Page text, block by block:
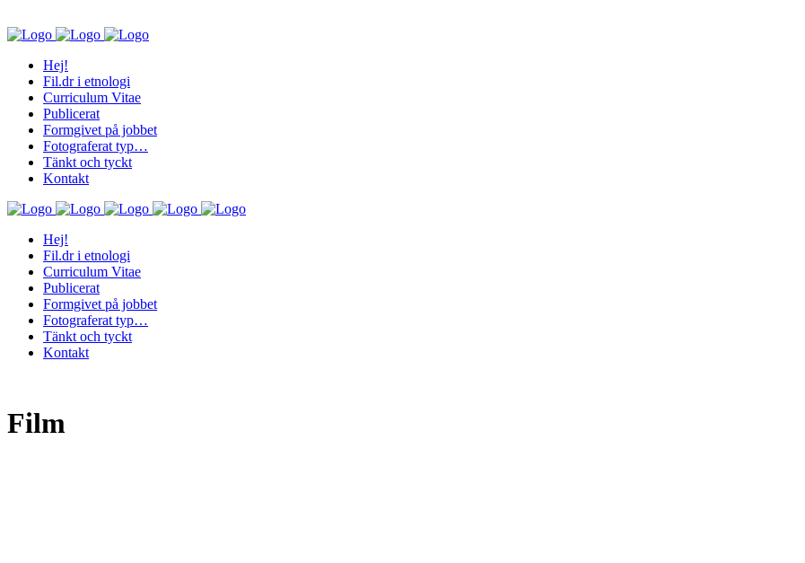
Hej!
Fil.dr i etnologi
Curriculum Vitae
Publicerat
Formgivet på jobbet
Fotograferat typ…
Tänkt och tyckt
Kontakt
Hej!
Fil.dr i etnologi
Curriculum Vitae
Publicerat
Formgivet på jobbet
Fotograferat typ…
Tänkt och tyckt
Kontakt
Film